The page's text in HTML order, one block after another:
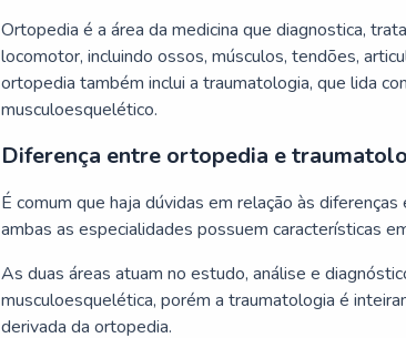
Ortopedia é a área da medicina que diagnostica,
locomotor, incluindo ossos, músculos, tendões,
ortopedia também inclui a traumatologia, que lida
musculoesquelético.
Diferença entre ortopedia e
É comum que haja dúvidas em relação às
ambas as especialidades possuem características
As duas áreas atuam no estudo, análise e
musculoesquelética, porém a traumatologia é
derivada da ortopedia.